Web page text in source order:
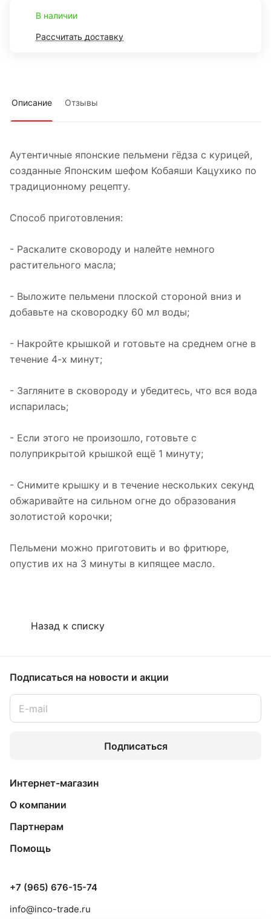
В наличии
Рассчитать доставку
Описание Отзывы
Аутентичные японские пельмени гёдза с курицей,
созданные Японским шефом Кобаяши Кацухико по
традиционному рецепту.
Способ приготовления:
- Раскалите сковороду и налейте немного
растительного масла;
- Выложите пельмени плоской стороной вниз и
добавьте на сковородку 60 мл воды;
- Накройте крышкой и готовьте на среднем огне в
течение 4-х минут;
- Загляните в сковороду и убедитесь, что вся вода
испарилась;
- Если этого не произошло, готовьте с
полуприкрытой крышкой ещё 1 минуту;
- Снимите крышку и в течение нескольких секунд
обжаривайте на сильном огне до образования
золотистой корочки;
Пельмени можно приготовить и во фритюре,
опустив их на 3 минуты в кипящее масло.
Назад к списку
Подписаться на новости и акции
Подписаться
Интернет-магазин
О компании
Партнерам
Помощь
+7 (965) 676-15-74
info@inco-trade.ru